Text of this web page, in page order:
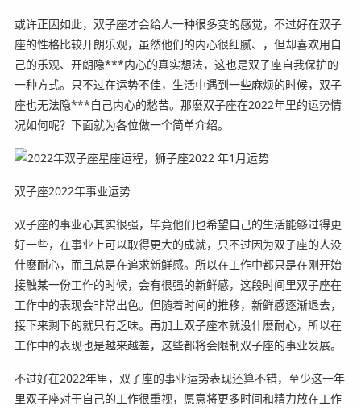
或许正因如此，双子座才会给人一种很多变的感觉，不过好在双子
座的性格比较开朗乐观，虽然他们的内心很细腻、，但却喜欢用自
己的乐观、开朗隐***内心的真实想法，这也是双子座自我保护的
一种方式。只不过在运势不佳，生活中遇到一些麻烦的时候，双子
座也无法隐***自己内心的愁苦。那麽双子座在2022年里的运势情
况如何呢？下面就为各位做一个简单介绍。
双子座2022年事业运势
双子座的事业心其实很强，毕竟他们也希望自己的生活能够过得更
好一些，在事业上可以取得更大的成就，只不过因为双子座的人没
什麽耐心，而且总是在追求新鲜感。所以在工作中都只是在刚开始
接触某一份工作的时候，会有很强的新鲜感，这段时间里双子座在
工作中的表现会非常出色。但随着时间的推移，新鲜感逐渐退去，
接下来剩下的就只有乏味。再加上双子座本就没什麽耐心，所以在
工作中的表现也是越来越差，这些都将会限制双子座的事业发展。
不过好在2022年里，双子座的事业运势表现还算不错，至少这一年
里双子座对于自己的工作很重视，愿意将更多时间和精力放在工作